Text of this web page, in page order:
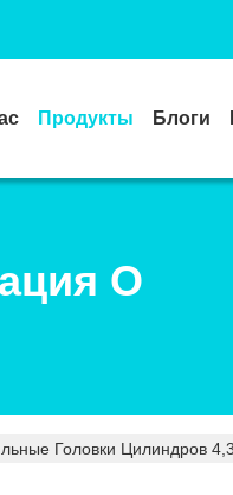
Продукты Блоги
О
Головки Цилиндров